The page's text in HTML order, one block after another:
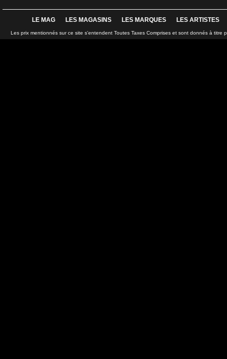
LE MAG LES MAGASINS LES MARQUES LES ARTISTES
Les prix mentionnés sur ce site s'entendent Toutes Taxes Comprises et sont donnés à